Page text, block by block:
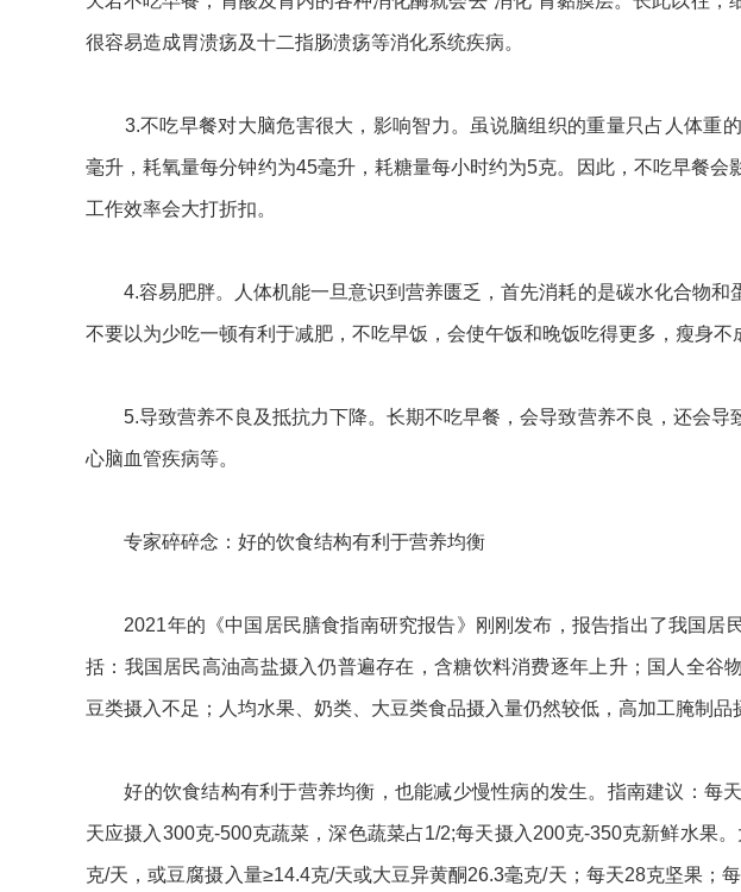
很容易造成胃溃疡及十二指肠溃疡等消化系统疾病。
3.不吃早餐对大脑危害很大，影响智力。虽说脑组织的重量只占人体重
毫升，耗氧量每分钟约为45毫升，耗糖量每小时约为5克。因此，不吃早餐会
工作效率会大打折扣。
4.容易肥胖。人体机能一旦意识到营养匮乏，首先消耗的是碳水化合物和
不要以为少吃一顿有利于减肥，不吃早饭，会使午饭和晚饭吃得更多，瘦身不
5.导致营养不良及抵抗力下降。长期不吃早餐，会导致营养不良，还会导
心脑血管疾病等。
专家碎碎念：好的饮食结构有利于营养均衡
2021年的《中国居民膳食指南研究报告》刚刚发布，报告指出了我国居
括：我国居民高油高盐摄入仍普遍存在，含糖饮料消费逐年上升；国人全谷
豆类摄入不足；人均水果、奶类、大豆类食品摄入量仍然较低，高加工腌制品
好的饮食结构有利于营养均衡，也能减少慢性病的发生。指南建议：每
天应摄入300克-500克蔬菜，深色蔬菜占1/2;每天摄入200克-350克新鲜水果
克/天，或豆腐摄入量≥14.4克/天或大豆异黄酮26.3毫克/天；每天28克坚果；